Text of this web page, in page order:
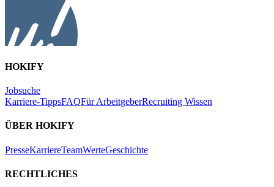
HOKIFY
Jobsuche
Karriere-TippsFAQFür ArbeitgeberRecruiting Wissen
ÜBER HOKIFY
PresseKarriereTeamWerteGeschichte
RECHTLICHES